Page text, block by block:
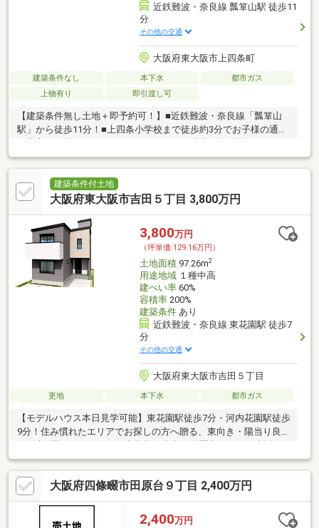
近鉄難波・奈良線 瓢箪山駅 徒歩11
分
その他の交通
大阪府東大阪市上四条町
建築条件なし 本下水
都市ガス
上物有り
即引渡し可
【建築条件無し土地＋即予約可！】■近鉄難波・奈良線「瓢箪山
駅」から徒歩11分！■上四条小学校まで徒歩約3分でお子様の通学
も安心の距離です■イオンフードスタイル徒歩9分で買物至便！
建築条件付土地
大阪府東大阪市吉田５丁目 3,800万円
3,800万円
（坪単価:129.16万円）
土地面積97.26m2
用途地域１種中高
建ぺい率60%
容積率200%
建築条件あり
近鉄難波・奈良線 東花園駅 徒歩7
分
その他の交通
大阪府東大阪市吉田５丁目
更地 本下水 都市ガス
【モデルハウス本日見学可能】東花園駅徒歩7分・河内花園駅徒歩
9分！住み慣れたエリアでお探しの方へ贈る、東向き・陽当り良好
子育ても快適な好立地
大阪府四條畷市田原台９丁目 2,400万円
2,400万円